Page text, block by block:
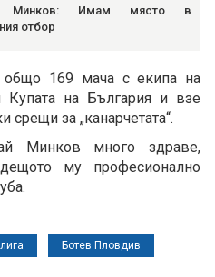
Минков: Имам място в
отбор
общо 169 мача с екипа на
Купата на България и взе
срещи за „канарчетата“.
Минков много здраве,
му професионално
Ботев Пловдив